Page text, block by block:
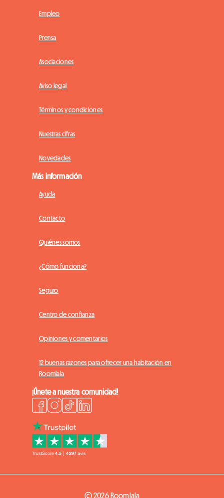
Empleo
Prensa
Asociaciones
Aviso legal
Términos y condiciones
Nuestras cifras
Novedades
Más información
Ayuda
Contacto
Quiénes somos
¿Cómo funciona?
Seguro
Centro de confianza
Opiniones y comentarios
12 buenas razones para ofrecer una habitación en
Roomlala
¡Únete a nuestra comunidad!
© 2026 Roomlala